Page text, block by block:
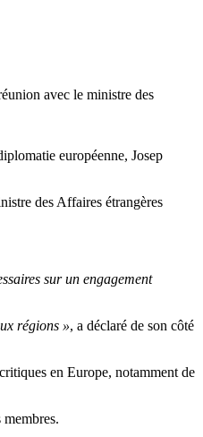
avec le ministre des
européenne, Josep
des Affaires étrangères
sur un engagement
régions », a déclaré de son côté
en Europe, notamment de